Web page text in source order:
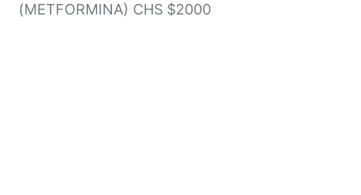
(METFORMINA) CHS $2000